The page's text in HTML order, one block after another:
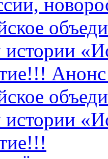
истории
истории